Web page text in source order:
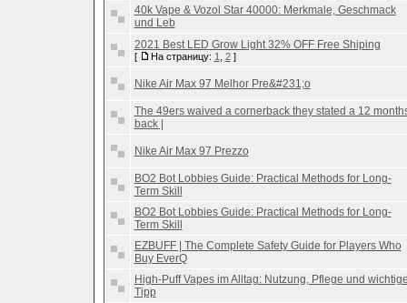
40k Vape & Vozol Star 40000: Merkmale, Geschmack
und Leb
2021 Best LED Grow Light 32% OFF Free Shiping
[ На страницу: 1 2]
Nike Air Max 97 Melhor Pre&#231;o
The 49ers waived a cornerback they stated a 12
back |
Nike Air Max 97 Prezzo
BO2 Bot Lobbies Guide: Practical Methods for Long-
Term Skill
BO2 Bot Lobbies Guide: Practical Methods for Long-
Term Skill
EZBUFF | The Complete Safety Guide for Players Who
Buy EverQ
High-Puff Vapes im Alltag: Nutzung, Pflege und
Tipp